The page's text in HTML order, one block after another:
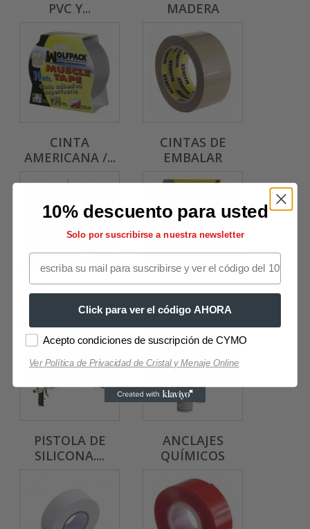
PVC Y...
MADERA
CINTA
AMERICANA /...
CINTAS DE
EMBALAR
SILICONA EN
CARTUCHO
SILICONA EN
BARRA
PISTOLA DE
SILICONA....
ANCLAJES
QUÍMICOS
10% descuento para usted
Solo por suscribirse a nuestra newsletter
Click para ver el código AHORA
Acepto condiciones de suscripción de CYMO
Ver Política de Privacidad de Cristal y Menaje Online